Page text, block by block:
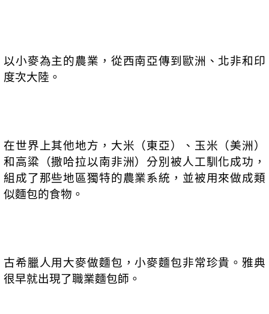
以小麥為主的農業，從西南亞傳到歐洲、北非和印
度次大陸。
在世界上其他地方，大米（東亞）、玉米（美洲）
和高粱（撒哈拉以南非洲）分別被人工馴化成功，
組成了那些地區獨特的農業系統，並被用來做成類
似麵包的食物。
古希臘人用大麥做麵包，小麥麵包非常珍貴。雅典
很早就出現了職業麵包師。